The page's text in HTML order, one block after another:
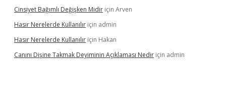
Cinsiyet Bağımlı Değişken Midir için Arven
Hasır Nerelerde Kullanılır için admin
Hasır Nerelerde Kullanılır için Hakan
Canını Dişine Takmak Deyiminin Açıklaması Nedir için admin